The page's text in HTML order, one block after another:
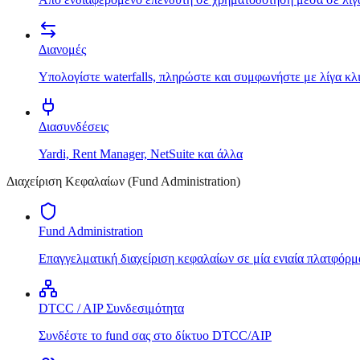
Διανομές
Υπολογίστε waterfalls, πληρώστε και συμφωνήστε με λίγα
Διασυνδέσεις
Yardi, Rent Manager, NetSuite και άλλα
Διαχείριση Κεφαλαίων (Fund Administration)
Fund Administration
Επαγγελματική διαχείριση κεφαλαίων σε μία ενιαία
DTCC / AIP Συνδεσιμότητα
Συνδέστε το fund σας στο δίκτυο DTCC/AIP